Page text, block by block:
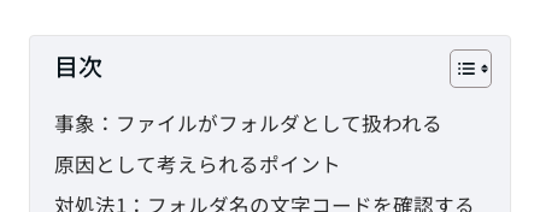
その他
TAG
HTML CSS
目次
事象：ファイルがフォルダとして扱われる
原因として考えられるポイント
対処法1：フォルダ名の文字コードを確認する